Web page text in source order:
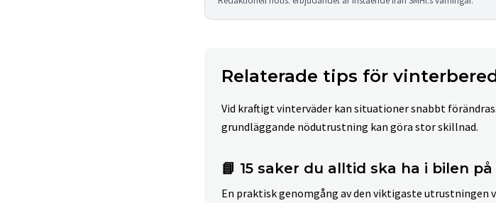
Relaterade tips för
Vid kraftigt vinterväder kan situationer snabbt
grundläggande nödutrustning kan göra stor skillnad.
📘 15 saker du alltid ska ha i bilen
En praktisk genomgång av den viktigaste